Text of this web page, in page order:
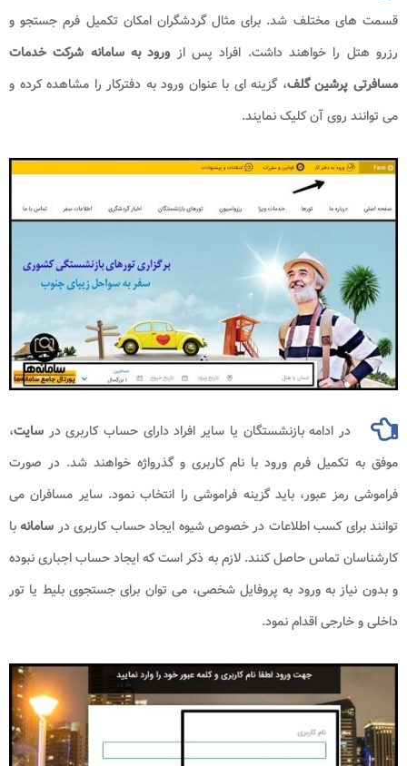
قسمت های مختلف شد. برای مثال گردشگران امکان تکمیل فرم جستجو و
رزرو هتل را خواهند داشت. افراد پس از ورود به سامانه شرکت خدمات
مسافرتی پرشین گلف، گزینه ای با عنوان ورود به دفترکار را مشاهده کرده و
می توانند روی آن کلیک نمایند.
در ادامه بازنشستگان یا سایر افراد دارای حساب کاربری در سایت،
موفق به تکمیل فرم ورود با نام کاربری و گذرواژه خواهند شد. در صورت
فراموشی رمز عبور، باید گزینه فراموشی را انتخاب نمود. سایر مسافران می
توانند برای کسب اطلاعات در خصوص شیوه ایجاد حساب کاربری در سامانهبا
کارشناسان تماس حاصل کنند. لازم به ذکر است که ایجاد حساب اجباری نبوده
و بدون نیاز به ورود به پروفایل شخصی، می توان برای جستجوی بلیط یا تور
داخلی و خارجی اقدام نمود.